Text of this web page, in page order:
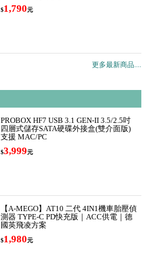
$1,790元
更多最新商品....
PROBOX HF7 USB 3.1 GEN-II 3.5/2.5吋
四層式儲存SATA硬碟外接盒(雙介面版)
支援 MAC/PC
$3,999元
【A-MEGO】AT10 二代 4IN1機車胎壓偵
測器 TYPE-C PD快充版｜ACC供電｜德
國英飛凌方案
$1,980元